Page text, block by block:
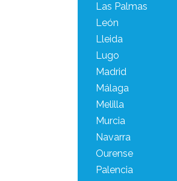
Las Palmas
León
Lleida
Lugo
Madrid
Málaga
Melilla
Murcia
Navarra
Ourense
Palencia